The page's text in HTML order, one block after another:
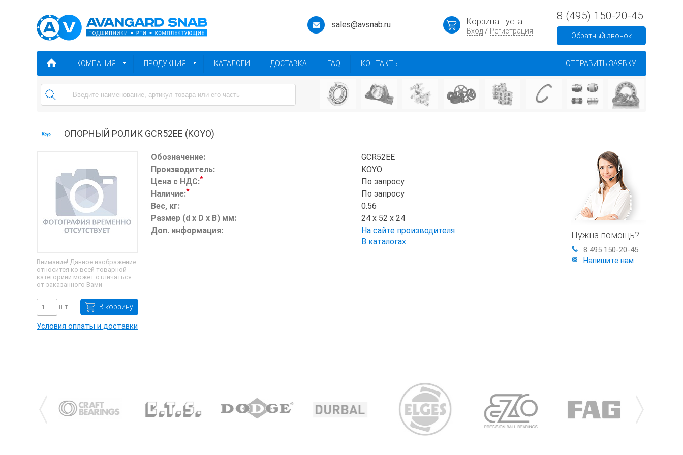
sales@avsnab.ru Корзина пуста
Вход / Регистрация
8 (495) 150-20-45
Обратный звонок
КОМПАНИЯ ПРОДУКЦИЯ КАТАЛОГИ ДОСТАВКА FAQ КОНТАКТЫ ОТПРАВИТЬ ЗАЯВКУ
ОПОРНЫЙ РОЛИК GCR52EE (KOYO)
Нужна помощь?
8 495 150-20-45
Напишите нам
Внимание! Данное изображение
относится ко всей товарной
категориии может отличаться
от заказанного Вами
шт. В корзину
Условия оплаты и доставки
Обозначение:
GCR52EE
Производитель:
KOYO
Цена с НДС:*
По запросу
Наличие:*
По запросу
Вес, кг:
0.56
Размер (d x D x B) мм:
24 x 52 x 24
Доп. информация:
На сайте производителя
В каталогах